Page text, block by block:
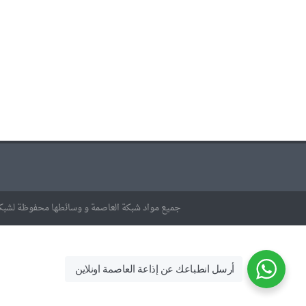
جميع مواد شبكة العاصمة و وسائطها محفوظة
أرسل انطباعك عن إذاعة العاصمة اونلاين